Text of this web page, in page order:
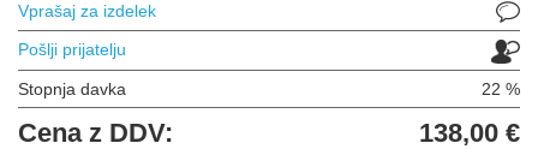
Vprašaj za izdelek
Pošlji prijatelju
Stopnja davka 22 %
Cena z DDV: 138,00 €